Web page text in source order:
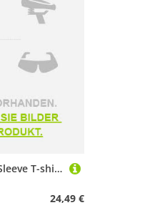
Oxdog Ohio Short Sleeve T-shirt Schwarz L Mann
24,49 €